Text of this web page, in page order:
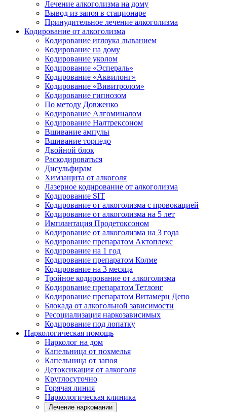
Лечение алкоголизма на дому
Вывод из запоя в стационаре
Принудительное лечение алкоголизма
Кодирование от алкоголизма
Кодирование иглоука лыванием
Кодирование на дому
Кодирование уколом
Кодирование «Эспераль»
Кодирование «Аквилонг»
Кодирование «Вивитролом»
Кодирование гипнозом
По методу Довженко
Кодирование Алгоминалом
Кодирование Налтрексоном
Вшивание ампулы
Вшивание торпедо
Двойной блок
Раскодироваться
Дисульфирам
Химзащита от алкоголя
Лазерное кодирование от алкоголизма
Кодирование SIT
Кодирование от алкоголизма с провокацией
Кодирование от алкоголизма на 5 лет
Имплантация Продетоксоном
Кодирование от алкоголизма на 3 года
Кодирование препаратом Актоплекс
Кодирование на 1 год
Кодирование препаратом Колме
Кодирование на 3 месяца
Тройное кодирование от алкоголизма
Кодирование препаратом Тетлонг
Кодирование препаратом Витамерц Депо
Блокада от алкогольной зависимости
Ресоциализация наркозависимых
Кодирование под лопатку
Наркологическая помощь
Нарколог на дом
Капельница от похмелья
Капельница от запоя
Детоксикация от алкоголя
Круглосуточно
Горячая линия
Наркологическая клиника
Лечение наркомании